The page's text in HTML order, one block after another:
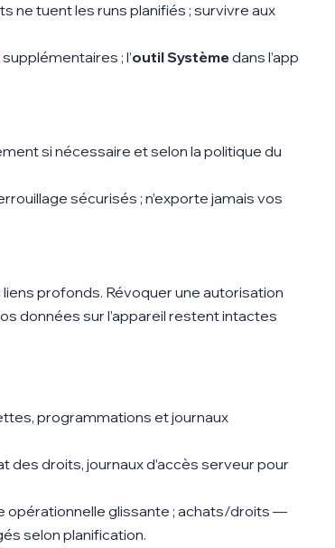
ne tuent les runs planifiés ; survivre aux
; l’outil Systèmedans l’app
si nécessaire et selon la politique du
sécurisés ; n’exporte jamais vos
profonds. Révoquer une autorisation
données sur l’appareil restent intactes
programmations et journaux
des droits, journaux d’accès serveur pour
glissante ; achats/droits —
selon planification.